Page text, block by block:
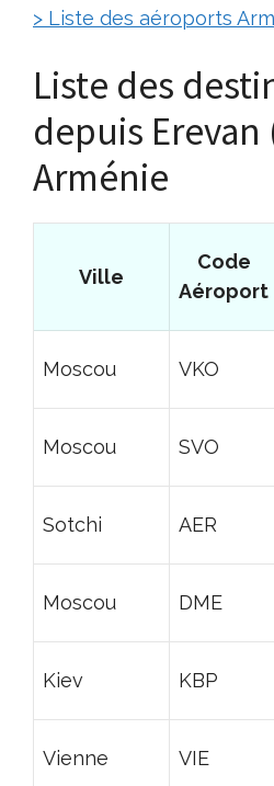
> Liste des aéroports
Liste des
depuis Erevan
Arménie
Ville
Code
Aéroport
Moscou VKO
Moscou SVO
Sotchi AER
Moscou DME
Kiev KBP
Vienne VIE